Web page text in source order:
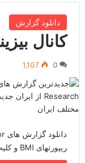
دانلود گزارش
کانال
0
1,107
ریپورتهای BMI و کلیه گزارشهای بیزینس مانیتور ایران و دیگر کشورها…